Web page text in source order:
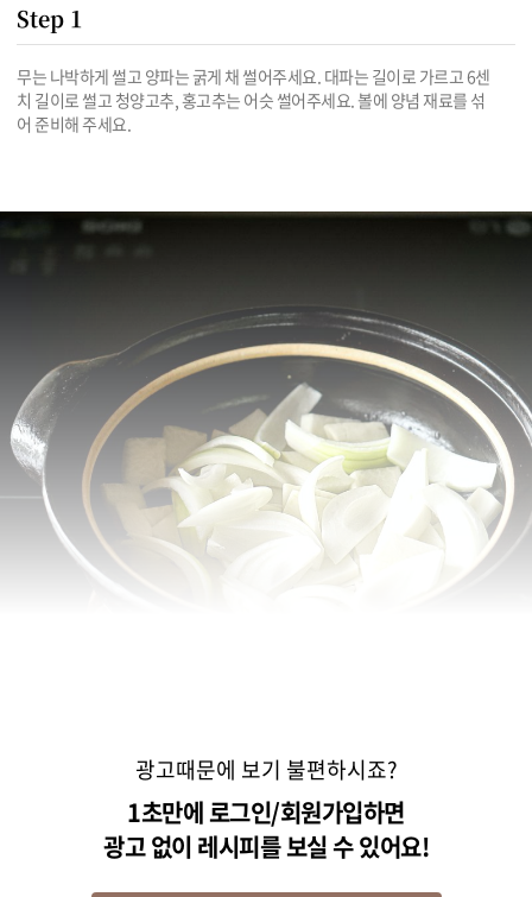
Step 1
무는 나박하게 썰고 양파는 굵게 채 썰어주세요. 대파는 길이로 가르고 6센
치 길이로 썰고 청양고추, 홍고추는 어슷 썰어주세요. 볼에 양념 재료를 섞
어 준비해 주세요.
광고때문에 보기 불편하시죠?
1초만에 로그인/회원가입하면
광고 없이 레시피를 보실 수 있어요!